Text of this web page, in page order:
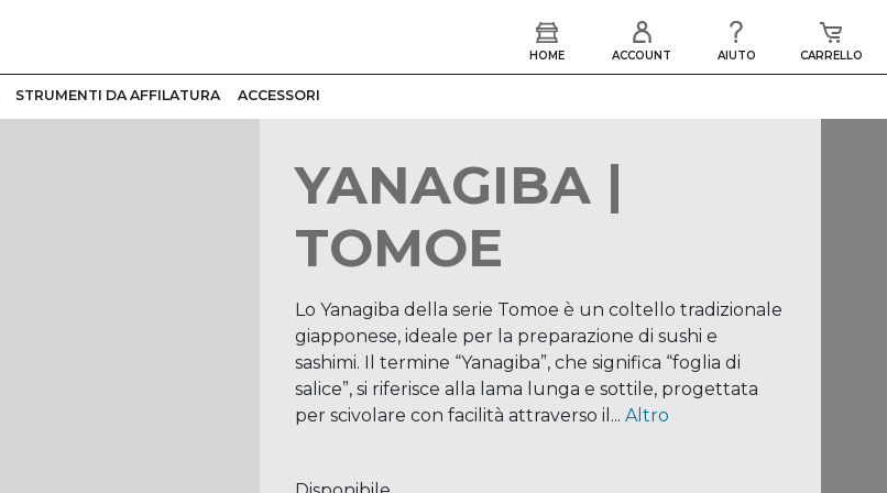
STRUMENTI DA AFFILATURA ACCESSORI
YANAGIBA |
TOMOE
Lo Yanagiba della serie Tomoe è un coltello tradizionale
giapponese, ideale per la preparazione di sushi e
sashimi. Il termine “Yanagiba”, che significa “foglia di
salice”, si riferisce alla lama lunga e sottile, progettata
per scivolare con facilità attraverso il... Altro
giapponese, ideale per la preparazione di sushi e